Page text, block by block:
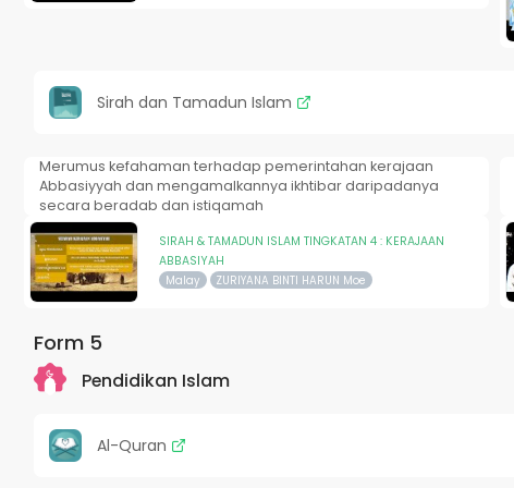
Sirah dan Tamadun Islam
Merumus kefahaman terhadap pemerintahan kerajaan
Abbasiyyah dan mengamalkannya ikhtibar daripadanya
secara beradab dan istiqamah
SIRAH & TAMADUN ISLAM TINGKATAN 4 : KERAJAAN
ABBASIYAH
Malay ZURIYANA BINTI HARUN Moe
Form 5
Pendidikan Islam
Al-Quran